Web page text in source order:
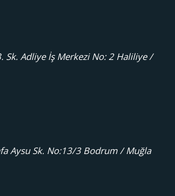
Sk. Adliye İş Merkezi No: 2 Haliliye /
Aysu Sk. No:13/3 Bodrum / Muğla